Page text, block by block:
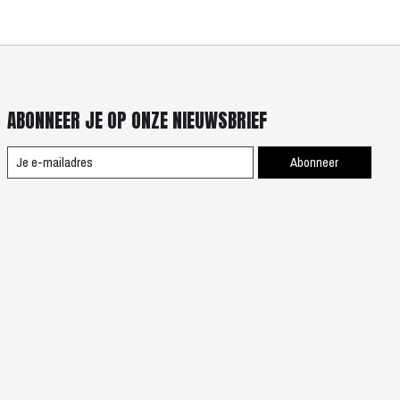
ABONNEER JE OP ONZE NIEUWSBRIEF
Abonneer